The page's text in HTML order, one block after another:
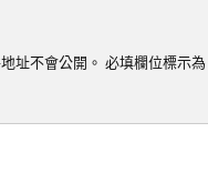
址不會公開。 必填欄位標示為